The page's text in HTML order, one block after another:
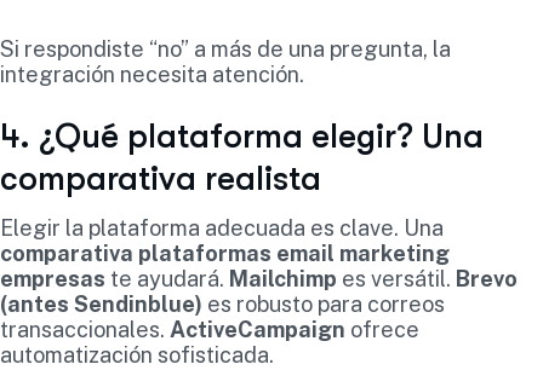
Si respondiste “no” a más de una pregunta, la
integración necesita atención.
4. ¿Qué plataforma elegir? Una
comparativa realista
Elegir la plataforma adecuada es clave. Una
comparativa plataformas email marketing
empresas te ayudará. Mailchimp es versátil. Brevo
(antes Sendinblue) es robusto para correos
transaccionales. ActiveCampaign ofrece
automatización sofisticada.